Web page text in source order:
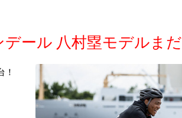
ール 八村塁モデルまだ